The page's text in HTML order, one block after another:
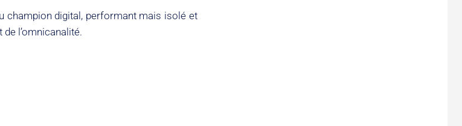
champion digital, performant mais isolé et
de l’omnicanalité.